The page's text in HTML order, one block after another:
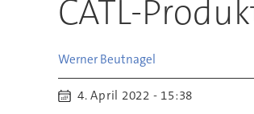
CATL-
Werner Beutnagel
4. April 2022 - 15:38